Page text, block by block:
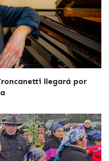
llegará por